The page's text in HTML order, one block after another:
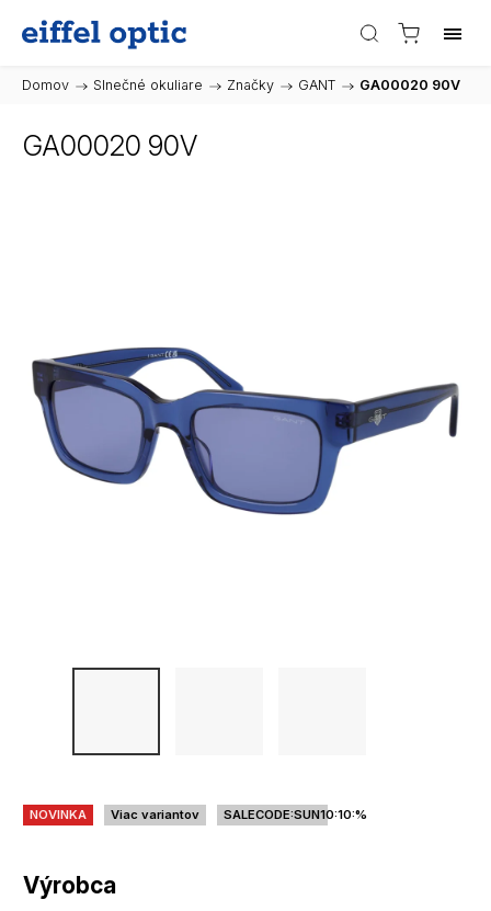
Domov / Slnečné okuliare / Značky / GANT / GA00020 90V
GA00020 90V
Výrobca
NOVINKA Viac variantov SALECODE:SUN10:10:%